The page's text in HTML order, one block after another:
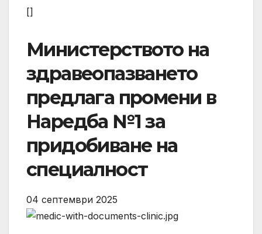
[]
Министерството на
здравеопазването
предлага промени в
Наредба №1 за
придобиване на
специалност
04 септември 2025